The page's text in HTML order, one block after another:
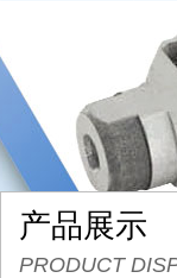
产品展示
PRODUCT